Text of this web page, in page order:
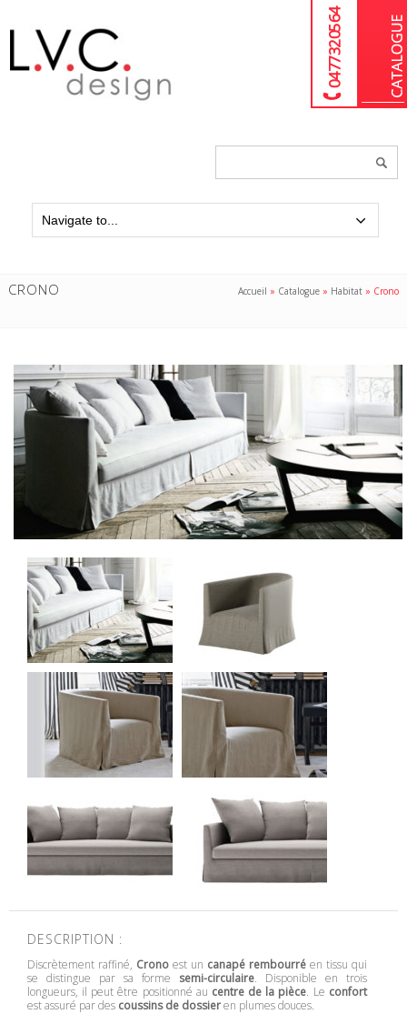
04 77 32 05 64
CRONO Accueil » Catalogue » Habitat » Crono
DESCRIPTION :
Discrètement raffiné, Cronoest un canapé rembourréen tissu qui
se distingue par sa forme semi-circulaire. Disponible en trois
longueurs, il peut être positionné au centre de la pièce. Le confort
est assuré par des coussins de dossieren plumes douces.